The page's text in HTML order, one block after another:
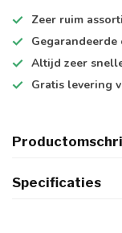
Zeer ruim
Gegarandeerde
Altijd zeer
Gratis levering
Specificaties